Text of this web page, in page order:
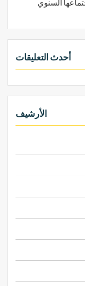
السنوي
أحدث التعليقات
الأرشيف